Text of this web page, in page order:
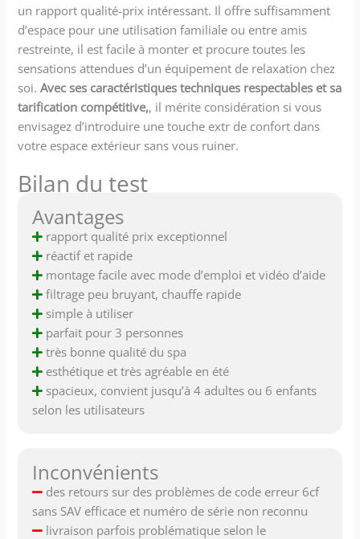
un rapport qualité-prix intéressant. Il offre suffisamment
d’espace pour une utilisation familiale ou entre amis
restreinte, il est facile à monter et procure toutes les
sensations attendues d’un équipement de relaxation chez
soi.Avec ses caractéristiques techniques respectables et sa
tarification compétitive,, il mérite considération si vous
envisagez d’introduire une touche extr de confort dans
votre espace extérieur sans vous ruiner.
Bilan du test
Avantages
rapport qualité prix exceptionnel
réactif et rapide
montage facile avec mode d’emploi et vidéo d’aide
filtrage peu bruyant, chauffe rapide
simple à utiliser
parfait pour 3 personnes
très bonne qualité du spa
esthétique et très agréable en été
spacieux, convient jusqu’à 4 adultes ou 6 enfants
selon les utilisateurs
Inconvénients
des retours sur des problèmes de code erreur 6cf
sans SAV efficace et numéro de série non reconnu
livraison parfois problématique selon le